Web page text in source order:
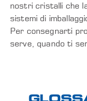
nostri cristalli che
sistemi di
Per consegnarti
serve, quando ti